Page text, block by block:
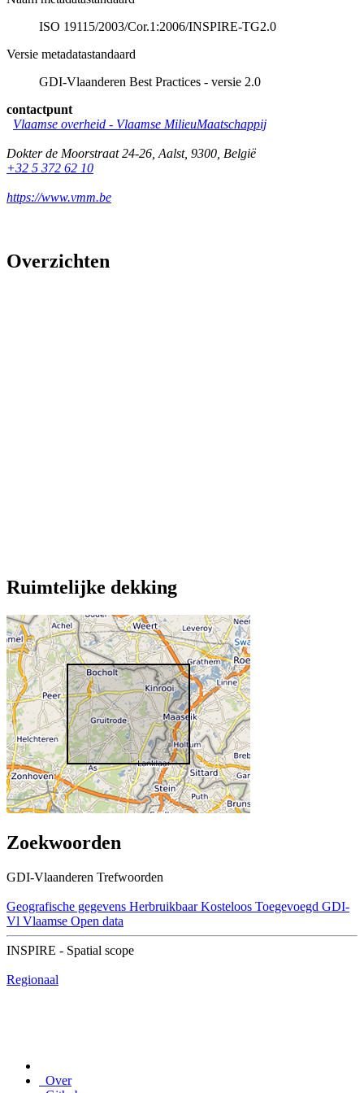
ISO 19115/2003/Cor.1:2006/INSPIRE-TG2.0
Versie metadatastandaard
GDI-Vlaanderen Best Practices - versie 2.0
contactpunt
Vlaamse overheid - Vlaamse MilieuMaatschappij
Dokter de Moorstraat 24-26 Aalst, 9300 België
+32 5 372 62 10
https://www.vmm.be
Overzichten
Ruimtelijke dekking
Zoekwoorden
GDI-Vlaanderen Trefwoorden
Geografische gegevens Herbruikbaar Kosteloos Toegevoegd GDI-
Vl Vlaamse Open data
INSPIRE - Spatial scope
Regionaal
Over